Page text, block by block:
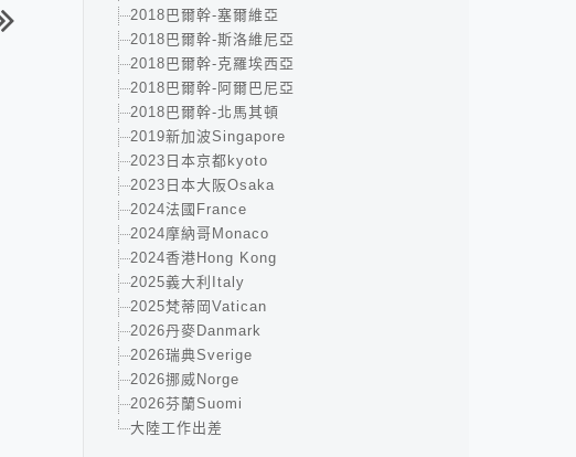
2018巴爾幹-塞爾維亞
2018巴爾幹-斯洛維尼亞
2018巴爾幹-克羅埃西亞
2018巴爾幹-阿爾巴尼亞
2018巴爾幹-北馬其頓
2019新加波Singapore
2023日本京都kyoto
2023日本大阪Osaka
2024法國France
2024摩納哥Monaco
2024香港Hong Kong
2025義大利Italy
2025梵蒂岡Vatican
2026丹麥Danmark
2026瑞典Sverige
2026挪威Norge
2026芬蘭Suomi
大陸工作出差